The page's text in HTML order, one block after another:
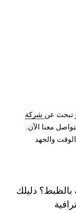
تبحث عن شركة
معنا الآن.
والجهد
بالظبط؟ دليلك